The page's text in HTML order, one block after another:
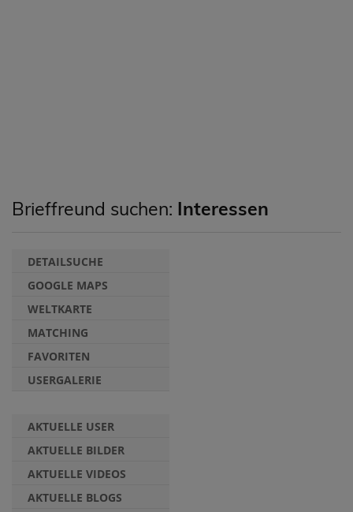
Brieffreund suchen: Interessen
DETAILSUCHE
GOOGLE MAPS
WELTKARTE
MATCHING
FAVORITEN
USERGALERIE
AKTUELLE USER
AKTUELLE BILDER
AKTUELLE VIDEOS
AKTUELLE BLOGS